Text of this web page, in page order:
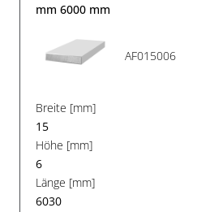
mm 6000 mm
AF015006
Breite [mm]
15
Höhe [mm]
6
Länge [mm]
6030